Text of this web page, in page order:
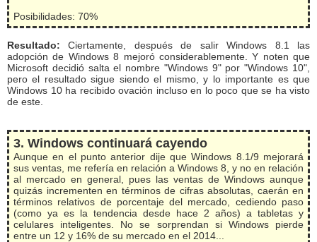
Posibilidades: 70%
Resultado: Ciertamente, después de salir Windows 8.1 las
adopción de Windows 8 mejoró considerablemente. Y noten que
Microsoft decidió salta el nombre "Windows 9" por "Windows 10",
pero el resultado sigue siendo el mismo, y lo importante es que
Windows 10 ha recibido ovación incluso en lo poco que se ha visto
de este.
3. Windows continuará cayendo
Aunque en el punto anterior dije que Windows 8.1/9 mejorará
sus ventas, me refería en relación a Windows 8, y no en relación
al mercado en general, pues las ventas de Windows aunque
quizás incrementen en términos de cifras absolutas, caerán en
términos relativos de porcentaje del mercado, cediendo paso
(como ya es la tendencia desde hace 2 años) a tabletas y
celulares inteligentes. No se sorprendan si Windows pierde
entre un 12 y 16% de su mercado en el 2014...